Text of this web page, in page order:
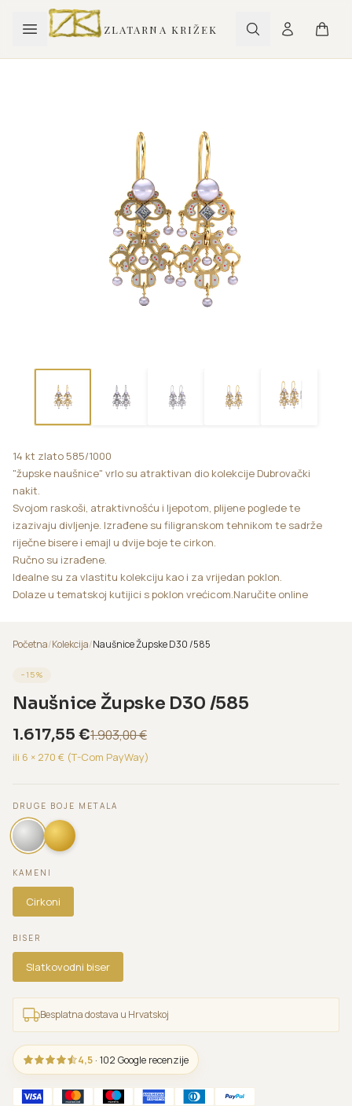
ZLATARNA KRIŽEK
14 kt zlato 585/1000
"župske naušnice" vrlo su atraktivan dio kolekcije Dubrovački
nakit.
Svojom raskoši, atraktivnošću i ljepotom, plijene poglede te
izazivaju divljenje. Izrađene su filigranskom tehnikom te sadrže
riječne bisere i emajl u dvije boje te cirkon.
Ručno su izrađene.
Idealne su za vlastitu kolekciju kao i za vrijedan poklon.
Dolaze u tematskoj kutijici s poklon vrećicom.Naručite online
Početna/Kolekcija/Naušnice Župske D30 /585
− 15%
Naušnice Župske D30 /585
1.617,55 €1.903,00€
ili 6 × 270 € (T-Com PayWay)
DRUGE BOJE METALA
KAMENI
Cirkoni
BISER
Slatkovodni biser
Besplatna dostava u Hrvatskoj
4,5 · 102 Google recenzije